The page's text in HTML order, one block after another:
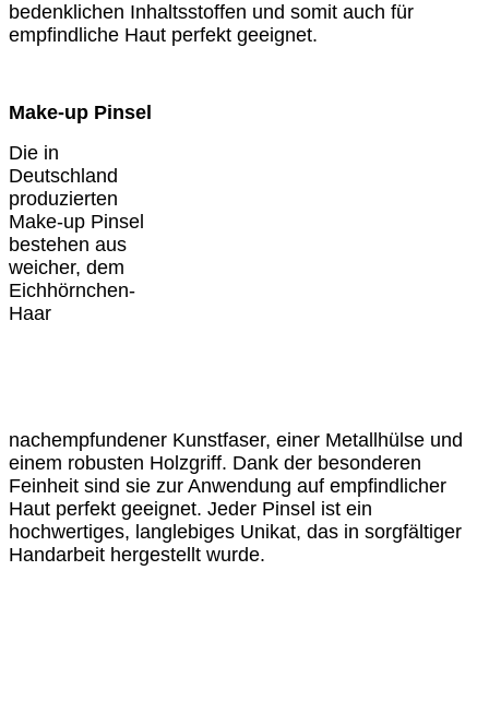
bedenklichen Inhaltsstoffen und somit auch für
empfindliche Haut perfekt geeignet.
Make-up Pinsel
Die in
Deutschland
produzierten
Make-up Pinsel
bestehen aus
weicher, dem
Eichhörnchen-
Haar
nachempfundener Kunstfaser, einer Metallhülse und
einem robusten Holzgriff. Dank der besonderen
Feinheit sind sie zur Anwendung auf empfindlicher
Haut perfekt geeignet. Jeder Pinsel ist ein
hochwertiges, langlebiges Unikat, das in sorgfältiger
Handarbeit hergestellt wurde.